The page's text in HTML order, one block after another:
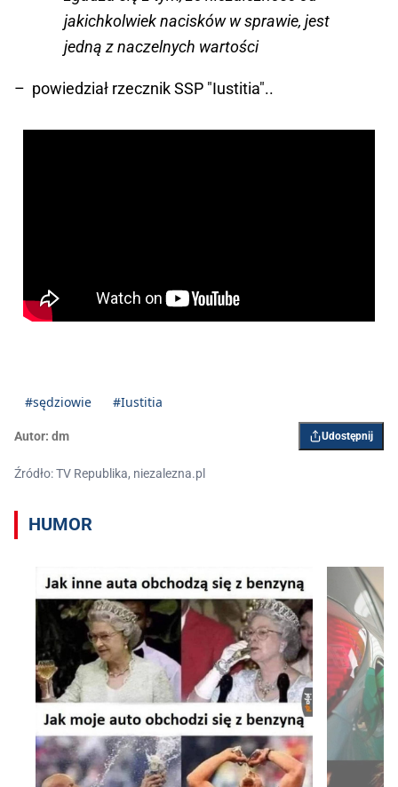
jakichkolwiek nacisków w sprawie, jest
jedną z naczelnych wartości
– powiedział rzecznik SSP "Iustitia"..
#sędziowie #Iustitia
Autor: dm Udostępnij
Źródło: TV Republika, niezalezna.pl
HUMOR